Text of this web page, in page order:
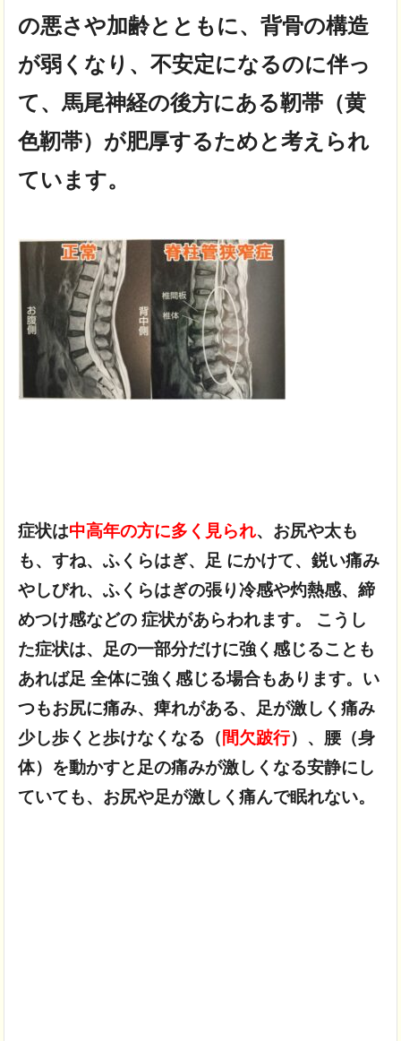
の悪さや加齢とともに、背骨の構造
が弱くなり、不安定になるのに伴っ
て、馬尾神経の後方にある靭帯（黄
色靭帯）が肥厚するためと考えられ
ています。
症状は中高年の方に多く見られ、お尻や太も
も、すね、ふくらはぎ、足 にかけて、鋭い痛み
やしびれ、ふくらはぎの張り冷感や灼熱感、締
めつけ感などの 症状があらわれます。 こうし
た症状は、足の一部分だけに強く感じることも
あれば足 全体に強く感じる場合もあります。い
つもお尻に痛み、痺れがある、足が激しく痛み
少し歩くと歩けなくなる（ 間欠跛行）、腰（身
体）を動かすと足の痛みが激しくなる安静にし
ていても、お尻や足が激しく痛んで眠れない。